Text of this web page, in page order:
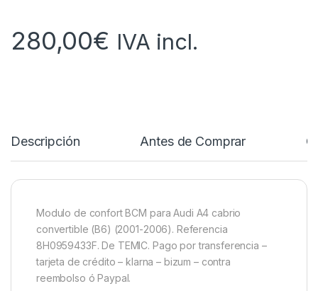
280,00€ IVA incl.
Descripción Antes de Comprar
Modulo de confort BCM para Audi A4 cabrio
convertible (B6) (2001-2006). Referencia
8H0959433F. De TEMIC. Pago por transferencia –
tarjeta de crédito – klarna – bizum – contra
reembolso ó Paypal.